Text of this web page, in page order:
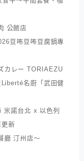
公館店
豆咘豆咘豆腐鍋專
カレー TORIAEZU
名廚「武田健
米諾台北 x 以色列
新
廳 汀州店～